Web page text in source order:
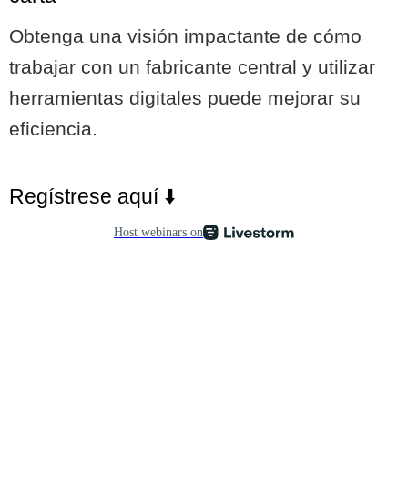
Obtenga una visión impactante de cómo
trabajar con un fabricante central y utilizar
herramientas digitales puede mejorar su
eficiencia.
Regístrese aquí ⬇️